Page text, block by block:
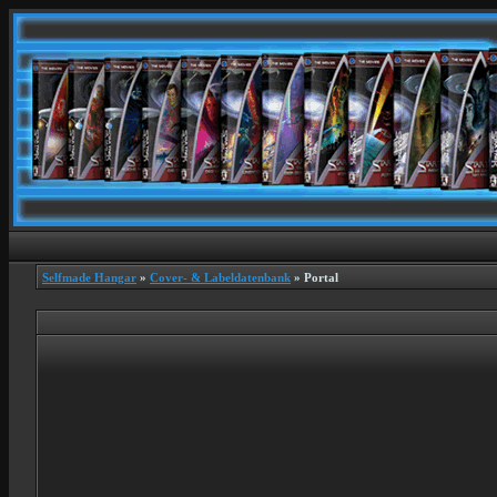
Selfmade Hangar » Cover- & Labeldatenbank » Portal